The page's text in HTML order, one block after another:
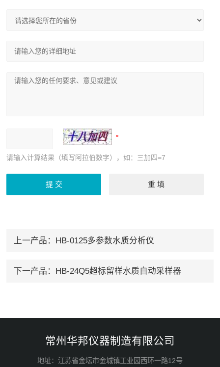
请输入计算结果（填写阿拉伯数字），如：三加四=7
上一产品： HB-0125多参数水质分析仪
下一产品： HB-24Q5超标留样水质自动采样器
常州华邦仪器制造有限公司
地址：江苏省金坛市金城镇工业园西环一路12号